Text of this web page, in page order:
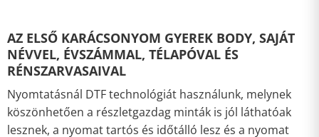
AZ ELSŐ KARÁCSONYOM GYEREK BODY, SAJÁT
NÉVVEL, ÉVSZÁMMAL, TÉLAPÓVAL ÉS
RÉNSZARVASAIVAL
Nyomtatásnál DTF technológiát használunk, melynek
köszönhetően a részletgazdag minták is jól láthatóak
lesznek, a nyomat tartós és időtálló lesz és a nyomat